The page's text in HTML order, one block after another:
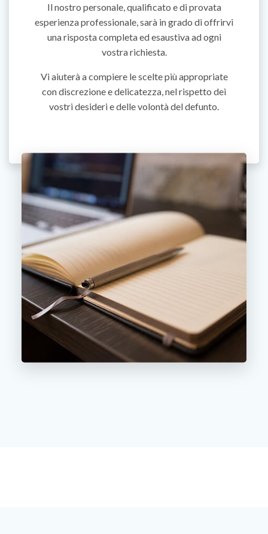
Il nostro personale, qualificato e di provata
esperienza professionale, sarà in grado di offrirvi
una risposta completa ed esaustiva ad ogni
vostra richiesta.
Vi aiuterà a compiere le scelte più appropriate
con discrezione e delicatezza, nel rispetto dei
vostri desideri e delle volontà del defunto.